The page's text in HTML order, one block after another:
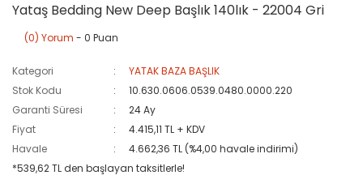
Yataş Bedding New Deep Başlık 140lık - 22004 Gri
(0) Yorum - 0 Puan
Kategori
YATAK BAZA BAŞLIK
Stok Kodu
10.630.0606.0539.0480.0000.220
Garanti Süresi
24 Ay
Fiyat
4.415,11 TL + KDV
Havale
4.662,36 TL (%4,00 havale indirimi)
*539,62 TL den başlayan taksitlerle!